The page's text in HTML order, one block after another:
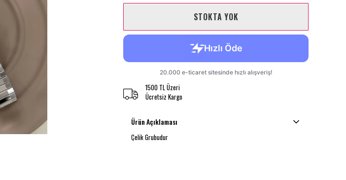
STOKTA YOK
1500 TL Üzeri
Ücretsiz Kargo
Ürün Açıklaması
Çelik Grubudur